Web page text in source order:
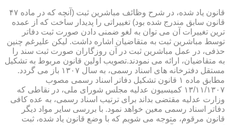
قانون یاد شده، در شرح وظائف مباشرین ثبت (آنچه كه در ماده ۴۷
قانون سابق مندرج شده بود) تغییراتی را پدیدار ساخت كه از عمده
ترین تغییرات آن می توان به لغو ضمنی دادن صورت ثبت دفاتر
توسط مباشرین ثبت به متقاضیان اشاره داشت. لیكن علیرغم چنین
حذفی، در عمل مباشرین ثبت در آن روزگاران صورت ثبت سند را
به متقاضیان، ارائه می نمودند.تصویب اولین قانون مربوط به تشكیل
مستقل دفترخانه های اسناد رسمی، به سال ۱۳۰۷ باز می گردد.
مطابق ماده ۱ قانون تشكیل دفاتر اسناد رسمی مصوب
۱۳/۱۱/۱۳۰۷ كمیسیون عدلیه مجلس شورای ملی، در نقاطی كه
وزارت عدلیه مقتضی بداند برای ترتیب اسناد رسمی، به عده كافی
دفاتر اسناد رسمی معین خواهد نمود. با بررسی سایر مواد دیگر
قانون مرقوم، متوجه می شویم كه با وضع قانون یاد شده، ثبت